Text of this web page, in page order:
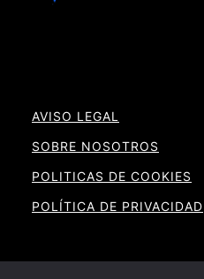
AVISO LEGAL
SOBRE NOSOTROS
POLITICAS DE COOKIES
POLÍTICA DE PRIVACIDAD